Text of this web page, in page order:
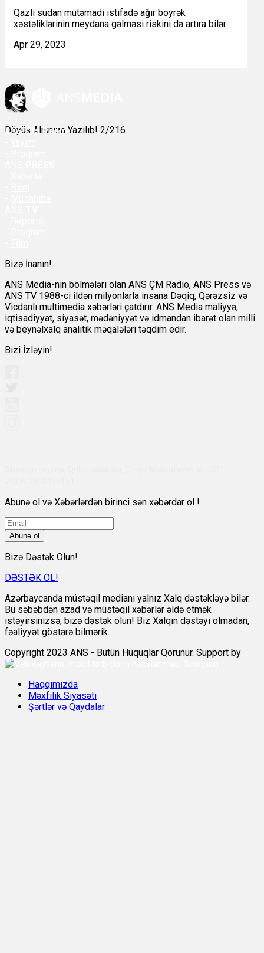
Qazlı sudan mütəmadi istifadə ağır böyrək
xəstəliklərinin meydana gəlməsi riskini də artıra bilər
Apr 29, 2023
Döyüş Alnınıza Yazılıb! 2/216
ANSÇM Radio
Bizə İnanın!
ANS Media-nın bölmələri olan ANS ÇM Radio, ANS Press və
ANS TV 1988-ci ildən milyonlarla insana Dəqiq, Qərəzsiz və
Vicdanlı multimedia xəbərləri çatdırır. ANS Media maliyyə,
iqtisadiyyat, siyasət, mədəniyyət və idmandan ibarət olan milli
və beynəlxalq analitik məqalələri təqdim edir.
Bizi İzləyin!
Abunə ol və Xəbərlərdən birinci sən xəbərdar ol !
Abunə ol
Bizə Dəstək Olun!
DƏSTƏK OL!
Azərbaycanda müstəqil medianı yalnız Xalq dəstəkləyə bilər.
Bu səbəbdən azad və müstəqil xəbərlər əldə etmək
istəyirsinizsə, bizə dəstək olun! Biz Xalqın dəstəyi olmadan,
fəaliyyət göstərə bilmərik.
Copyright 2023 ANS - Bütün Hüquqlar Qorunur. Support by
Haqqımızda
Məxfilik Siyasəti
Şərtlər və Qaydalar